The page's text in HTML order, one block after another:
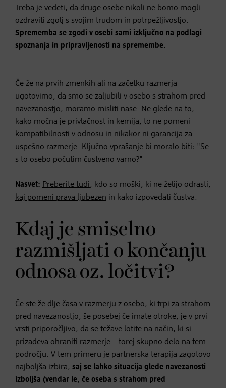
Treba je vedeti, da druge osebe nikoli ne bomo mogli
ozdraviti zgolj s svojim trudom in potrpežljivostjo.
Sprememba se zgodi v osebi sami izključno na podlagi
spoznanja in pripravljenosti na spremembe.
Če že na prvih zmenkih ali na začetku razmerja
ugotovimo, da smo se zaljubili v osebo s strahom pred
navezanostjo, moramo misliti nase. Ne glede na to,
kako močna je privlačnost in kemija, to ne pomeni
kompatibilnosti v odnosu in nikakor ni garancija za
uspešno razmerje. Ključno vprašanje bi moralo biti: "Se
s to osebo počutim čustveno varno?"
Nasvet: Preberite tudi, kdo so moški, ki ne želijo odrasti,
kaj pomeni prava ljubezen in kako izpovedati čustva.
Kdaj je smiselno
razmišljati o končanju
odnosa oz. ločitvi?
Če ste že dlje časa v razmerju z osebo, ki trpi za strahom
pred navezanostjo, še posebej če imate otroke, je v prvi
vrsti priporočljivo, da se težave lotite na način, ki si
prizadeva ohraniti razmerje – torej skupno delo na tem
področju. V tem primeru je partnerska terapija zagotovo
najboljša izbira, saj se lahko situacija glede navezanosti
izboljša (vendar le, če oseba s strahom pred